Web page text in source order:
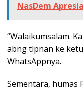
NasDem
“Walaikumsalam.
abng tlpnan ke
WhatsAppnya.
Sementara, humas